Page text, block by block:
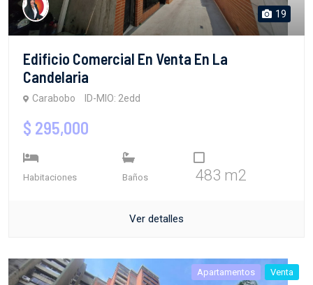
19
Edificio Comercial En Venta En La
Candelaria
Carabobo ID-MIO: 2edd
$ 295,000
Habitaciones Baños 483 m2
Ver detalles
Apartamentos Venta